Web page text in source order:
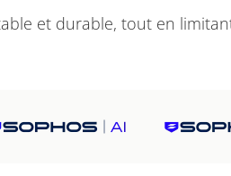
et durable, tout en